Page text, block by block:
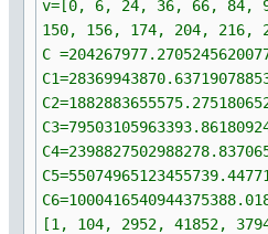
v=[0, 6, 24, 36, 66, 84,
150, 156, 174, 204, 216,
C
[1, 104, 2952, 41852,